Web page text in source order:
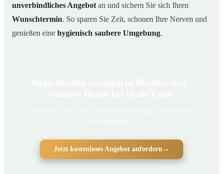
unverbindliches Angebot an und sichern Sie sich Ihren
Wunschtermin. So sparen Sie Zeit, schonen Ihre Nerven und
genießen eine hygienisch saubere Umgebung.
Jetzt kostenloses Angebot anfordern →